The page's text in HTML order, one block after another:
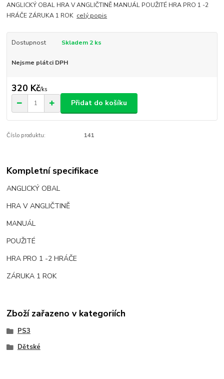
ANGLICKÝ OBAL HRA V ANGLIČTINĚ MANUÁL POUŽITÉ HRA PRO 1 -2
HRÁČE ZÁRUKA 1 ROK celý popis
Dostupnost Skladem 2 ks
Nejsme plátci DPH
320 Kč/ks
Přidat do košíku
Číslo produktu: 141
Kompletní specifikace
ANGLICKÝ OBAL
HRA V ANGLIČTINĚ
MANUÁL
POUŽITÉ
HRA PRO 1 -2 HRÁČE
ZÁRUKA 1 ROK
Zboží zařazeno v kategoriích
PS3
Dětské